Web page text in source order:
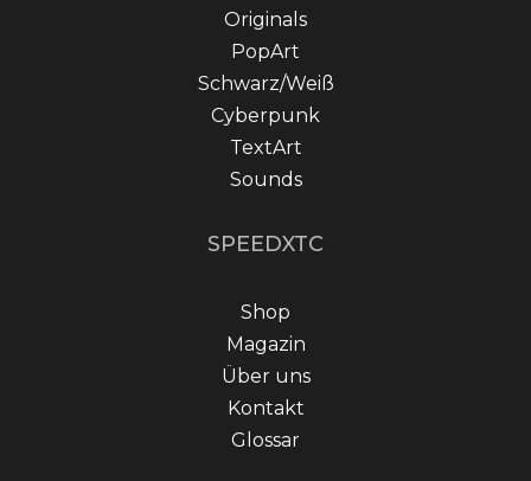
Originals
PopArt
Schwarz/Weiß
Cyberpunk
TextArt
Sounds
SPEEDXTC
Shop
Magazin
Über uns
Kontakt
Glossar